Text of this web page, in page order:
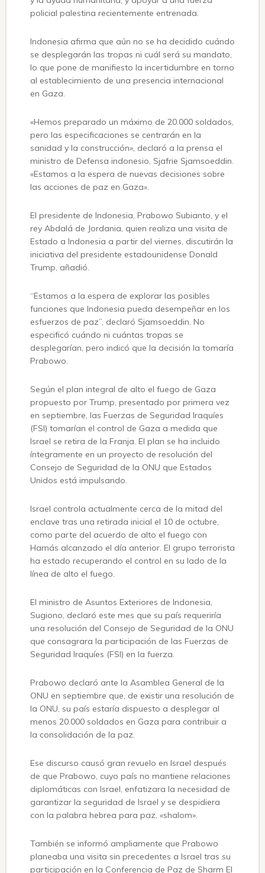
policial palestina recientemente entrenada.
Indonesia afirma que aún no se ha decidido cuándo
se desplegarán las tropas ni cuál será su mandato,
lo que pone de manifiesto la incertidumbre en torno
al establecimiento de una presencia internacional
en Gaza.
«Hemos preparado un máximo de 20.000 soldados,
pero las especificaciones se centrarán en la
sanidad y la construcción», declaró a la prensa el
ministro de Defensa indonesio, Sjafrie Sjamsoeddin.
«Estamos a la espera de nuevas decisiones sobre
las acciones de paz en Gaza».
El presidente de Indonesia, Prabowo Subianto, y el
rey Abdalá de Jordania, quien realiza una visita de
Estado a Indonesia a partir del viernes, discutirán la
iniciativa del presidente estadounidense Donald
Trump, añadió.
“Estamos a la espera de explorar las posibles
funciones que Indonesia pueda desempeñar en los
esfuerzos de paz”, declaró Sjamsoeddin. No
especificó cuándo ni cuántas tropas se
desplegarían, pero indicó que la decisión la tomaría
Prabowo.
Según el plan integral de alto el fuego de Gaza
propuesto por Trump, presentado por primera vez
en septiembre, las Fuerzas de Seguridad Iraquíes
(FSI) tomarían el control de Gaza a medida que
Israel se retira de la Franja. El plan se ha incluido
íntegramente en un proyecto de resolución del
Consejo de Seguridad de la ONU que Estados
Unidos está impulsando.
Israel controla actualmente cerca de la mitad del
enclave tras una retirada inicial el 10 de octubre,
como parte del acuerdo de alto el fuego con
Hamás alcanzado el día anterior. El grupo terrorista
ha estado recuperando el control en su lado de la
línea de alto el fuego.
El ministro de Asuntos Exteriores de Indonesia,
Sugiono, declaró este mes que su país requeriría
una resolución del Consejo de Seguridad de la ONU
que consagrara la participación de las Fuerzas de
Seguridad Iraquíes (FSI) en la fuerza.
Prabowo declaró ante la Asamblea General de la
ONU en septiembre que, de existir una resolución de
la ONU, su país estaría dispuesto a desplegar al
menos 20.000 soldados en Gaza para contribuir a
la consolidación de la paz.
Ese discurso causó gran revuelo en Israel después
de que Prabowo, cuyo país no mantiene relaciones
diplomáticas con Israel, enfatizara la necesidad de
garantizar la seguridad de Israel y se despidiera
con la palabra hebrea para paz, «shalom».
También se informó ampliamente que Prabowo
planeaba una visita sin precedentes a Israel tras su
participación en la Conferencia de Paz de Sharm El